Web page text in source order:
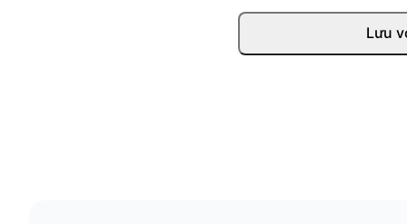
Lưu